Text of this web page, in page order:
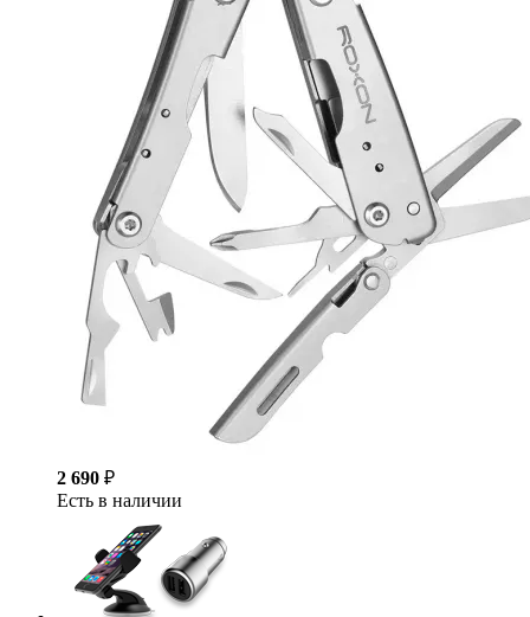
2 690 ₽
Есть в наличии